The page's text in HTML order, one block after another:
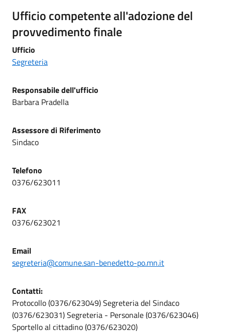
Ufficio competente all'adozione del
provvedimento finale
Ufficio
Segreteria
Responsabile dell'ufficio
Barbara Pradella
Assessore di Riferimento
Sindaco
Telefono
0376/623011
FAX
0376/623021
Email
segreteria@comune.san-benedetto-po.mn.it
Contatti:
Protocollo (0376/623049) Segreteria del Sindaco
(0376/623031) Segreteria - Personale (0376/623046)
Sportello al cittadino (0376/623020)